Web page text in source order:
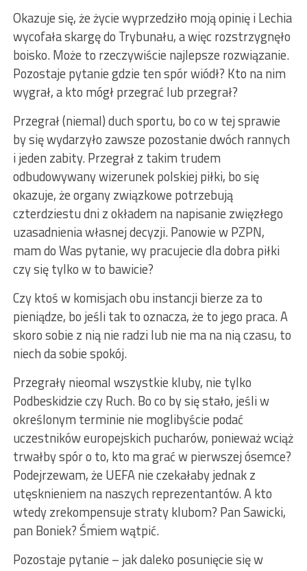
Okazuje się, że życie wyprzedziło moją opinię i Lechia
wycofała skargę do Trybunału, a więc rozstrzygnęło
boisko. Może to rzeczywiście najlepsze rozwiązanie.
Pozostaje pytanie gdzie ten spór wiódł? Kto na nim
wygrał, a kto mógł przegrać lub przegrał?
Przegrał (niemal) duch sportu, bo co w tej sprawie
by się wydarzyło zawsze pozostanie dwóch rannych
i jeden zabity. Przegrał z takim trudem
odbudowywany wizerunek polskiej piłki, bo się
okazuje, że organy związkowe potrzebują
czterdziestu dni z okładem na napisanie zwięzłego
uzasadnienia własnej decyzji. Panowie w PZPN,
mam do Was pytanie, wy pracujecie dla dobra piłki
czy się tylko w to bawicie?
Czy ktoś w komisjach obu instancji bierze za to
pieniądze, bo jeśli tak to oznacza, że to jego praca. A
skoro sobie z nią nie radzi lub nie ma na nią czasu, to
niech da sobie spokój.
Przegrały nieomal wszystkie kluby, nie tylko
Podbeskidzie czy Ruch. Bo co by się stało, jeśli w
określonym terminie nie moglibyście podać
uczestników europejskich pucharów, ponieważ wciąż
trwałby spór o to, kto ma grać w pierwszej ósemce?
Podejrzewam, że UEFA nie czekałaby jednak z
utęsknieniem na naszych reprezentantów. A kto
wtedy zrekompensuje straty klubom? Pan Sawicki,
pan Boniek? Śmiem wątpić.
Pozostaje pytanie – jak daleko posunięcie się w